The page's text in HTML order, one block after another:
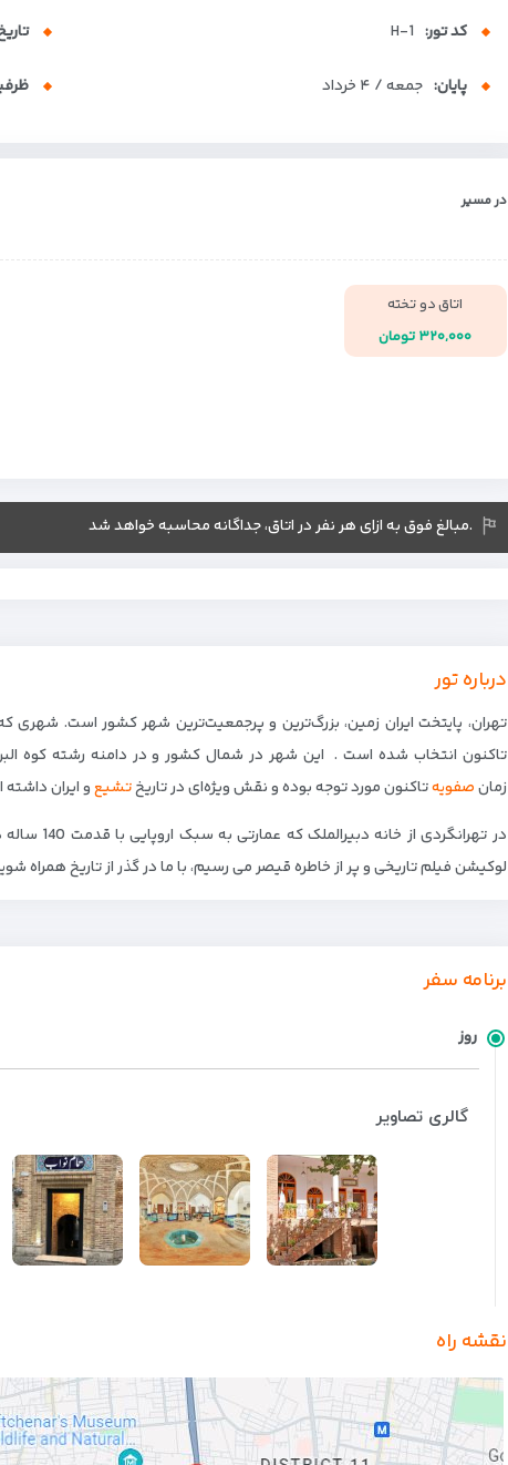
کد تور: H-1
پایان: جمعه / ۴ خرداد
در مسیر
اتاق دو تخته
۳۲۰,۰۰۰ تومان
.مبالغ فوق به ازای هر نفر در اتاق، جداگانه محاسبه خواهد شد
درباره تور
تهران، پایتخت ایران زمین، بزرگ‌ترین و پرجمعیت‌ترین شهر کشور است. شهری که برای بیش از 200 سال به
زمانصفویهتاکنون مورد توجه بوده و نقش ویژه‌ای در تاریختشیعو ایران
در
لوکیشن فیلم تاریخی و پر از خاطره قیصر می رسیم، با ما در گذر از تاریخ همراه
برنامه سفر
روز
گالری تصاویر
نقشه راه